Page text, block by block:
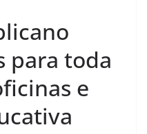
para toda
e